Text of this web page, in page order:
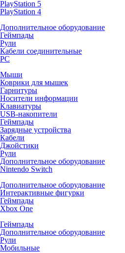
PlayStation 5
PlayStation 4
Дополнительное оборудование
Геймпады
Рули
Кабели соединительные
PC
Мыши
Коврики для мышек
Гарнитуры
Носители информации
Клавиатуры
USB-накопители
Геймпады
Зарядные устройства
Кабели
Джойстики
Рули
Дополнительное оборудование
Nintendo Switch
Дополнительное оборудование
Интерактивные фигурки
Геймпады
Xbox One
Геймпады
Дополнительное оборудование
Рули
Мобильные